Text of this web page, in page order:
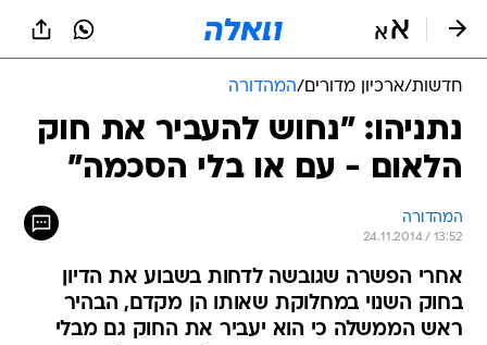
חדשות/ארכיון מדורים/המהדורה
נתניהו: "נחוש להעביר את חוק
הלאום - עם או בלי הסכמה"
המהדורה
24.11.2014 / 13:52
אחרי הפשרה שגובשה לדחות בשבוע את הדיון
בחוק השנוי במחלוקת שאותו הן מקדם, הבהיר
ראש הממשלה כי הוא יעביר את החוק גם מבלי